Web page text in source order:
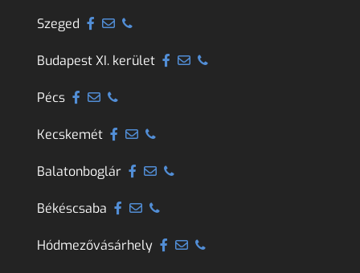
Szeged
Budapest XI. kerület
Pécs
Kecskemét
Balatonboglár
Békéscsaba
Hódmezővásárhely